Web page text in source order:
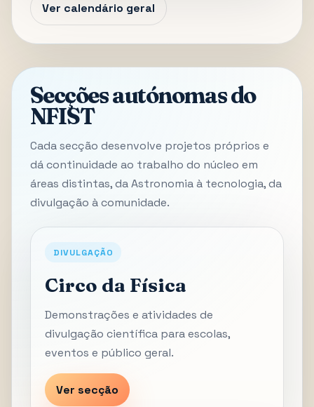
Ver calendário geral
Secções autónomas do
NFIST
Cada secção desenvolve projetos próprios e
dá continuidade ao trabalho do núcleo em
áreas distintas, da Astronomia à tecnologia, da
divulgação à comunidade.
DIVULGAÇÃO
Circo da Física
Demonstrações e atividades de
divulgação científica para escolas,
eventos e público geral.
Ver secção